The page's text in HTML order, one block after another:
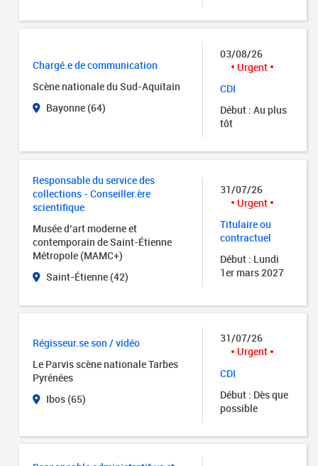
Chargé.e de communication
Scène nationale du Sud-Aquitain
Bayonne (64)
03/08/26
Urgent
CDI
Début : Au plus
tôt
Responsable du service des
collections - Conseiller.ère
scientifique
Musée d’art moderne et
contemporain de Saint-Étienne
Métropole (MAMC+)
Saint-Étienne (42)
31/07/26
Urgent
Titulaire ou
contractuel
Début : Lundi
1er mars 2027
Régisseur.se son / vidéo
Le Parvis scène nationale Tarbes
Pyrénées
Ibos (65)
31/07/26
Urgent
CDI
Début : Dès que
possible